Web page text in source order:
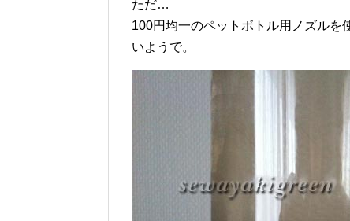
ただ…
100円均一のペットボトル用ノズルを
いようで。